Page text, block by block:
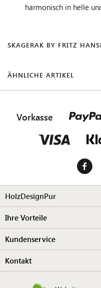
harmonisch in helle
SKAGERAK BY FRITZ
ÄHNLICHE ARTIKEL
Vorkasse
HolzDesignPur
Ihre Vorteile
Kundenservice
Kontakt